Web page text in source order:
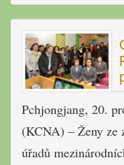
Pchjongjang, 20.
(KCNA) – Ženy ze
úřadů